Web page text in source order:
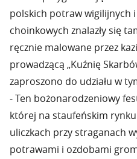
polskich potraw wigilijnych
choinkowych znalazły się
ręcznie malowane przez
prowadzącą „Kuźnię
zaproszono do udziału w
- Ten bożonarodzeniowy
której na staufeńskim
uliczkach przy straganach
potrawami i ozdobami